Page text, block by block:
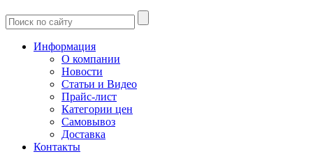
Информация
О компании
Новости
Статьи и Видео
Прайс-лист
Категории цен
Самовывоз
Доставка
Контакты